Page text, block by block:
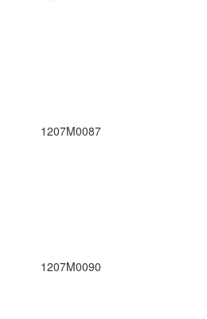
1207M0087
1207M0090